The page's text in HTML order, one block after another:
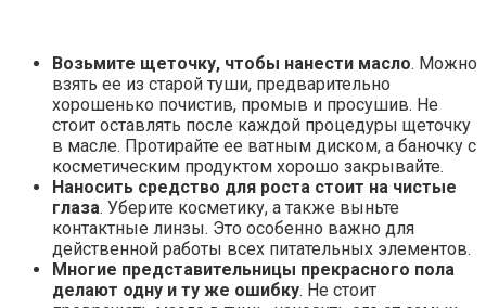
Возьмите щеточку, чтобы нанести масло. Можно
взять ее из старой туши, предварительно
хорошенько почистив, промыв и просушив. Не
стоит оставлять после каждой процедуры щеточку
в масле. Протирайте ее ватным диском, а баночку с
косметическим продуктом хорошо закрывайте.
Наносить средство для роста стоит на чистые
глаза. Уберите косметику, а также выньте
контактные линзы. Это особенно важно для
действенной работы всех питательных элементов.
Многие представительницы прекрасного пола
делают одну и ту же ошибку. Не стоит